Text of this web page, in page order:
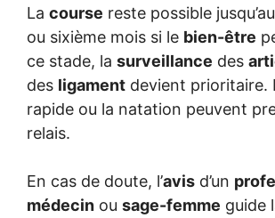
La course reste possible
ou sixième mois si le bien-être
ce stade, la surveillance des
des ligament devient prioritaire.
rapide ou la natation peuvent
relais.
En cas de doute, l’avis d’un
médecin ou sage-femme guide